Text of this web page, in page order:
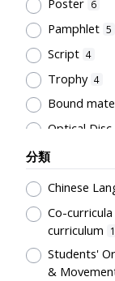
Poster 6
Pamphlet 5
Script 4
Trophy 4
Bound
Optical Disc
分類
Chinese
Co-
curriculum
Students'
&